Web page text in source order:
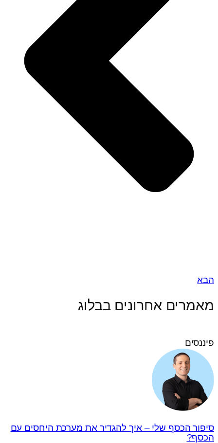
הבא
מאמרים אחרונים בבלוג
פיננסים
סיפור הכסף שלי – איך להגדיר את מערכת היחסים עם
הכסף?